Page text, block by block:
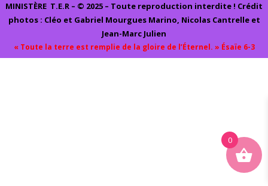
MINISTÈRE T.E.R – © 2025 – Toute reproduction interdite ! Crédit
photos : Cléo et Gabriel Mourgues Marino, Nicolas Cantrelle et
Jean-Marc Julien
« Toute la terre est remplie de la gloire de l’Éternel. » Ésaïe 6-3
0